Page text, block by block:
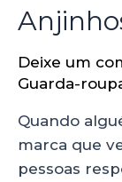
Deixe um
Guarda-
Quando
marca que
pessoas